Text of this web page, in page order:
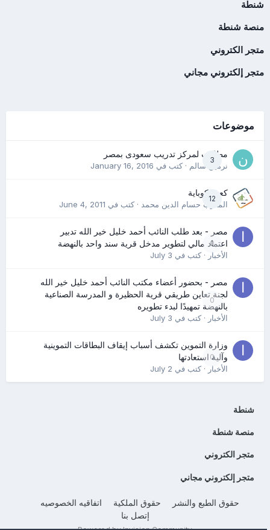
شنطة
منصة شنطة
متجر الكتروني
متجر إلكتروني مجاني
موضوعات
3
مطلوب لمركز تدريب سعودى بمصر
نرمين سالم· كتب في January 16, 2016
12
كعب كوباية
المدرب حسام الدين محمد· كتب في June 4, 2011
0
مصر - بعد طلب النائب أحمد خليل خير الله تدبير
اعتماد مالي لتطوير مدخل قرية سند واحد بالنهضة
الأخبار· كتب في July 3
0
مصر - بحضور أعضاء مكتب النائب أحمد خليل خير الله
لجنة تعاين طريقي قرية الحظيرة و المدرسة الصناعية
بالنهضة تمهيدًا لبدء تطويره
الأخبار· كتب في July 3
0
وزارة التموين تكشف أسباب إيقاف البطاقات التموينية
وآلية استعادتها
الأخبار· كتب في July 2
شنطة
منصة شنطة
متجر الكتروني
متجر إلكتروني مجاني
حقوق الطبع والنشر حقوق الملكية
اتفاقيه الخصوصيه
إتصل بنا